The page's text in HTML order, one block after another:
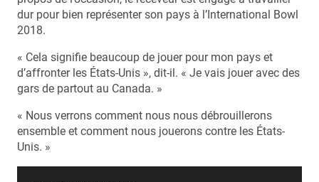
dur pour bien représenter son pays à l’International Bowl
2018.
« Cela signifie beaucoup de jouer pour mon pays et
d’affronter les États-Unis », dit-il. « Je vais jouer avec des
gars de partout au Canada. »
« Nous verrons comment nous nous débrouillerons
ensemble et comment nous jouerons contre les États-
Unis. »